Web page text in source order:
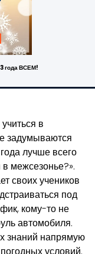
года ВСЕМ!
в
задумываются
лучше всего
в межсезонье?».
своих учеников
под
кому-то не
автомобиля.
знаний напрямую